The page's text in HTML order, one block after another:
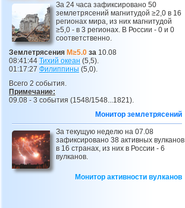
За 24 часа зафиксировано 50
землетрясений магнитудой ≥2,0 в 16
регионах мира, из них магнитудой
≥5,0 - в 3 регионах. В России - 0 и 0
соответственно.
Землетрясения M≥5.0 за 10.08
08:41:44 Тихий океан (5,5).
01:17:27 Филиппины (5,0).
Всего 2 события.
Примечание:
09.08 - 3 события (1548/1548...1821).
Монитор землетрясений
За текущую неделю на 07.08
зафиксировано 38 активных вулканов
в 16 странах, из них в России - 6
вулканов.
Монитор активности вулканов